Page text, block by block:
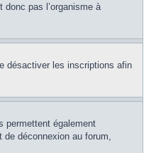
pas l’organisme à
désactiver les inscriptions afin
permettent également
déconnexion au forum,